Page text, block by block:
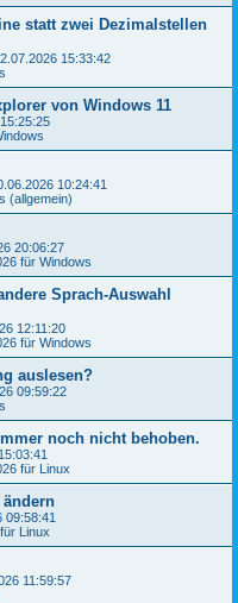
statt zwei Dezimalstellen
15:33:42
von Windows 11
10:24:41
(allgemein)
20:06:27
für Windows
Sprach-Auswahl
12:11:20
für Windows
auslesen?
09:59:22
noch nicht behoben.
für Linux
09:58:41
Linux
11:59:57